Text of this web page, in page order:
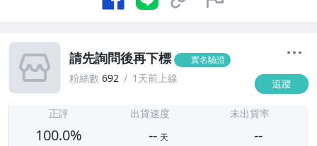
請先詢問後再下標 實名驗證
粉絲數 692 1天前上線 追蹤
正評
100.0%
出貨速度
-- 天
未出貨率
--